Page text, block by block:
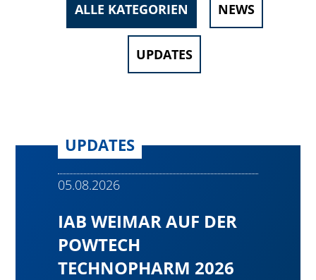
ALLE KATEGORIEN NEWS
UPDATES
UPDATES
05.08.2026
IAB WEIMAR AUF DER
POWTECH
TECHNOPHARM 2026